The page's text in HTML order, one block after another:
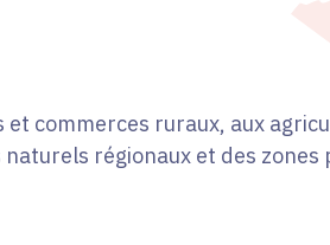
et commerces ruraux, aux
naturels régionaux et des